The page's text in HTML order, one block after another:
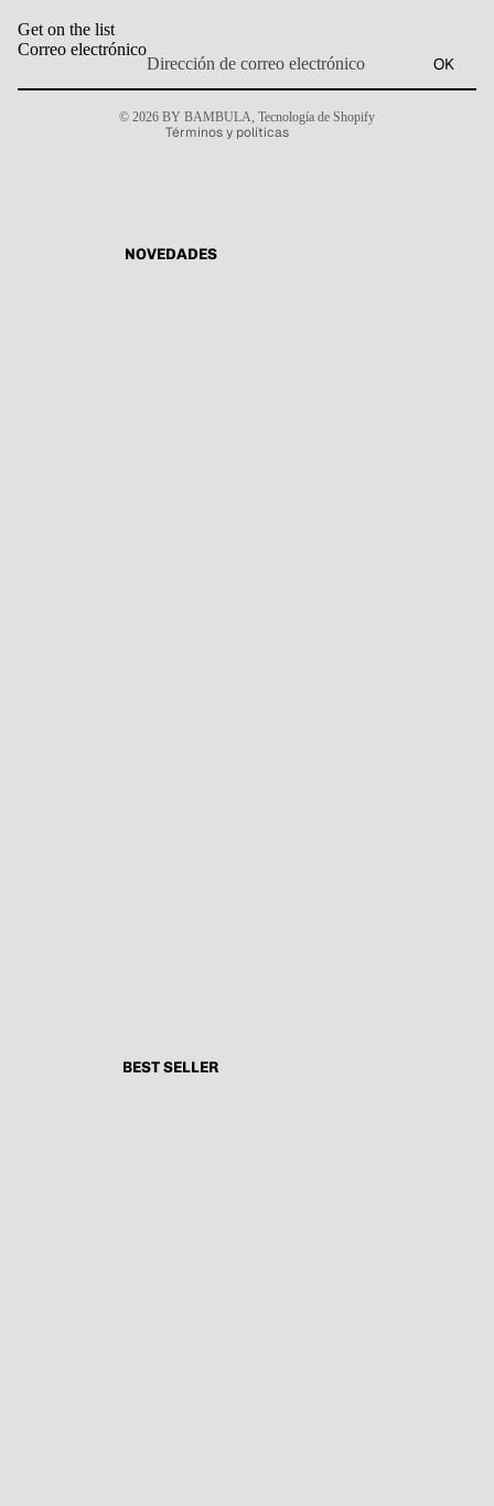
NOVEDADES
BEST SELLER
Get on the list
Correo electrónico
OK
© 2026 BY BAMBULA Tecnología de Shopify
Términos y políticas
Política de envío
Política de reembolso
Aviso legal